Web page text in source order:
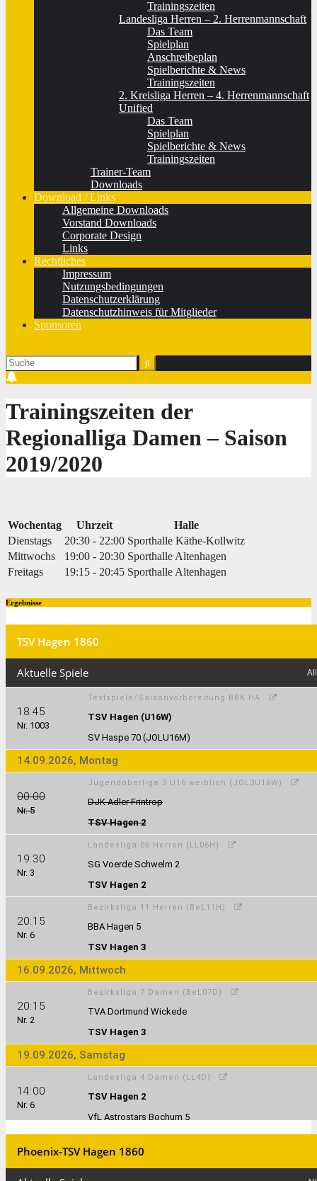
Trainingszeiten
Landesliga Herren – 2. Herrenmannschaft
Das Team
Spielplan
Anschreibeplan
Spielberichte & News
Trainingszeiten
2. Kreisliga Herren – 4. Herrenmannschaft
Unified
Das Team
Spielplan
Spielberichte & News
Trainingszeiten
Trainer-Team
Downloads
Download / Links
Allgemeine Downloads
Vorstand Downloads
Corporate Design
Links
Rechtliches
Impressum
Nutzungsbedingungen
Datenschutzerklärung
Datenschutzhinweis für Mitglieder
Sponsoren
Trainingszeiten der
Regionalliga Damen – Saison
2019/2020
Wochentag Uhrzeit
Halle
Dienstags
20:30 - 22:00 Sporthalle Käthe-Kollwitz
Mittwochs
19:00 - 20:30 Sporthalle Altenhagen
Freitags
19:15 - 20:45 Sporthalle Altenhagen
Ergebnisse